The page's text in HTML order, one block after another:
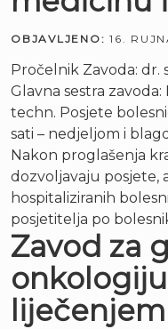
OBJAVLJENO: 16.
Pročelnik Zavoda: dr.
Glavna sestra
techn. Posjete
sati – nedjeljom i
Nakon proglašenja
dozvoljavaju posjete,
hospitaliziranih
posjetitelja po
Zavod za
liječenjem